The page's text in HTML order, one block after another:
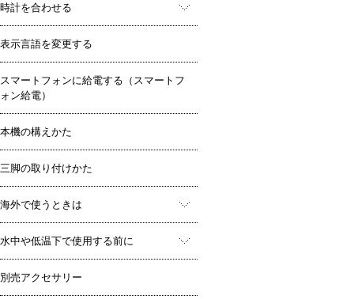
時計を合わせる
表示言語を変更する
スマートフォンに給電する（スマートフ
ォン給電）
本機の構えかた
三脚の取り付けかた
海外で使うときは
水中や低温下で使用する前に
別売アクセサリー